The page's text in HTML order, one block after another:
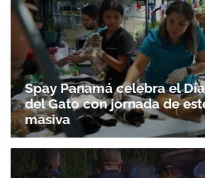
Spay Panamá celebra el
del Gato con jornada de
masiva